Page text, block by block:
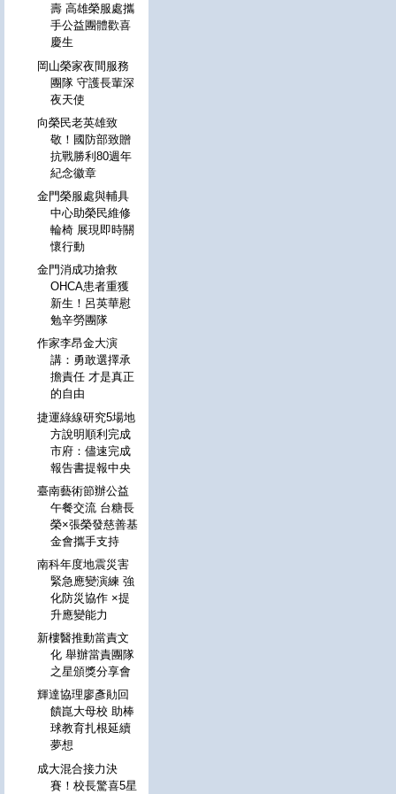
壽 高雄榮服處攜
手公益團體歡喜
慶生
岡山榮家夜間服務
團隊 守護長輩深
夜天使
向榮民老英雄致
敬！國防部致贈
抗戰勝利80週年
紀念徽章
金門榮服處與輔具
中心助榮民維修
輪椅 展現即時關
懷行動
金門消成功搶救
OHCA患者重獲
新生！呂英華慰
勉辛勞團隊
作家李昂金大演
講：勇敢選擇承
擔責任 才是真正
的自由
捷運綠線研究5場地
方說明順利完成
市府：儘速完成
報告書提報中央
臺南藝術節辦公益
午餐交流 台糖長
榮×張榮發慈善基
金會攜手支持
南科年度地震災害
緊急應變演練 強
化防災協作 ×提
升應變能力
新樓醫推動當責文
化 舉辦當責團隊
之星頒獎分享會
輝達協理廖彥勛回
饋崑大母校 助棒
球教育扎根延續
夢想
成大混合接力決
賽！校長驚喜5星